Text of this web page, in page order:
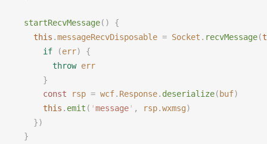
startRecvMessage()
{
    this
.messageRecvDisposable = Socket . recvMessage(
      if
(err)
{
        throw
err
      }
      const
rsp = wcf. Response. deserialize( buf)
      this
. emit ( 'message' , rsp.wxmsg)
    })
  }